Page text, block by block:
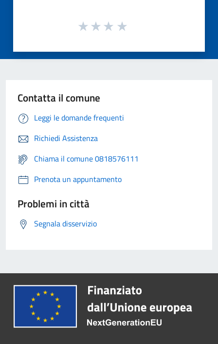
Contatta il comune
Leggi le domande frequenti
Richiedi Assistenza
Chiama il comune 0818576111
Prenota un appuntamento
Problemi in città
Segnala disservizio